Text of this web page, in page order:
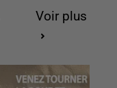
Voir plus